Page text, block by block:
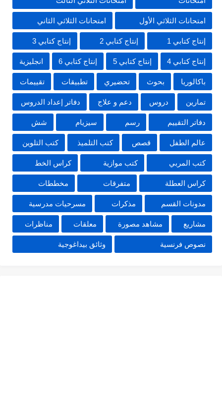
امتحانات الثلاثي الأول امتحانات الثلاثي الثاني
إنتاج كتابي 1 إنتاج كتابي 2 إنتاج كتابي 3
إنتاج كتابي 4 إنتاج كتابي 5 إنتاج كتابي 6 انجليزية
باكالوريا بحوث تحضيري تطبيقات تقييمات
تمارين دروس دعم و علاج دفاتر إعداد الدروس
دفاتر التقييم رسم سيزيام شش
عالم الطفل قصص كتب التلميذ كتب التلوين
كتب المربي كتب موازية كراس الخط
كراس العطلة متفرقات مخططات
مدونات القسم مذكرات مسرحيات مدرسية
مشاريع مشاهد مصورة معلقات مناظرات
نصوص فرنسية وثائق بيداغوجية